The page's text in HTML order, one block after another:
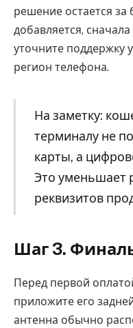
решение остается за
добавляется,
уточните поддержку
регион телефона.
На заметку:
терминалу не
карты, а
Это уменьшает
реквизитов
Шаг 3.
Перед первой
приложите его
антенна обычно